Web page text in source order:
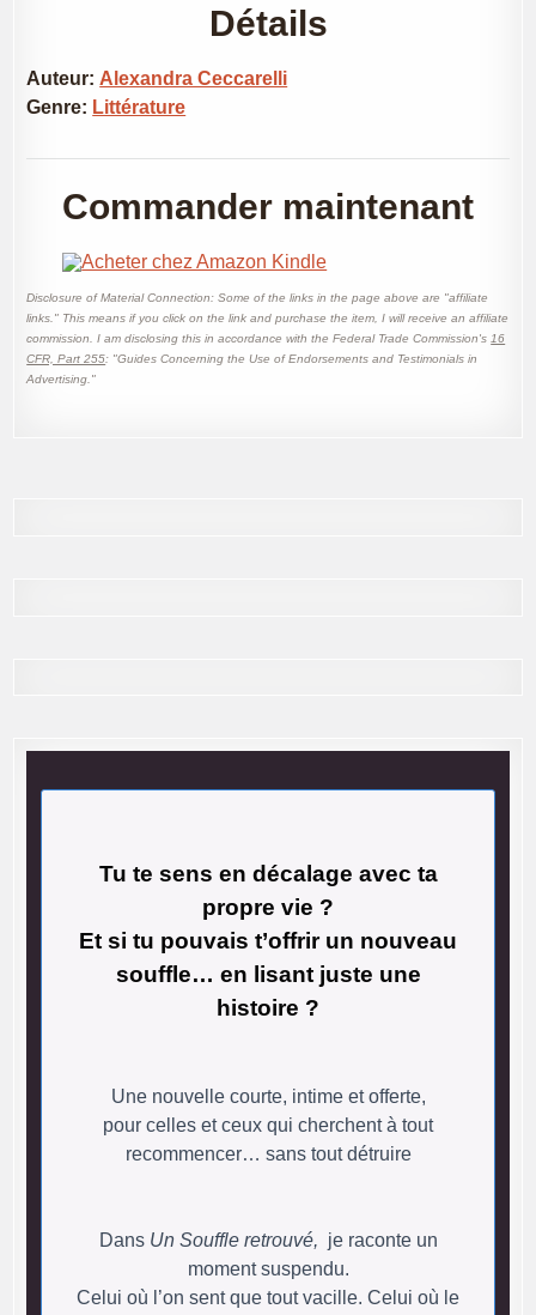
Détails
Auteur: Alexandra Ceccarelli
Genre: Littérature
Commander maintenant
Disclosure of Material Connection: Some of the links in the page above are "affiliate
links." This means if you click on the link and purchase the item, I will receive an affiliate
commission. I am disclosing this in accordance with the Federal Trade Commission's 16
CFR, Part 255: "Guides Concerning the Use of Endorsements and Testimonials in
Advertising."
Tu te sens en décalage avec ta
propre vie ?
Et si tu pouvais t’offrir un nouveau
souffle… en lisant juste une
histoire ?
Une nouvelle courte, intime et offerte,
pour celles et ceux qui cherchent à tout
recommencer… sans tout détruire
Dans Un Souffle retrouvé, je raconte un
moment suspendu.
Celui où l’on sent que tout vacille. Celui où le